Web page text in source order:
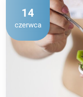
14
czerwca